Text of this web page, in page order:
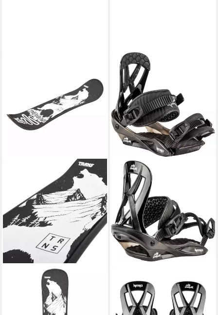
Snowboard Trans Snowboard
Snowdeck Schnee
Skateboard 80cm Schwarz
Snowboard MINI CHARGER
109,95 €
UVP 139,95 €
-21%